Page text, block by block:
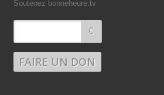
Soutenez bonneheure.tv
€